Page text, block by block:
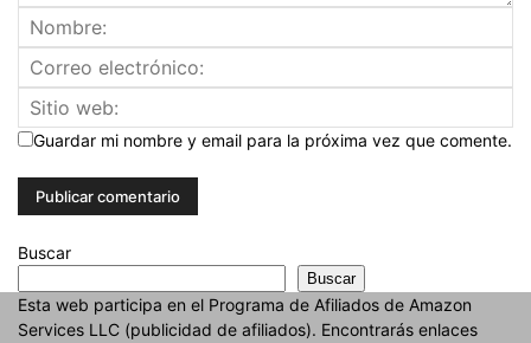
Guardar mi nombre y email para la próxima vez que comente.
Buscar
Buscar
Esta web participa en el Programa de Afiliados de Amazon
Services LLC (publicidad de afiliados). Encontrarás enlaces